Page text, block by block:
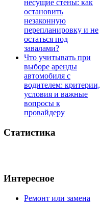
несущие стены: как
остановить
незаконную
перепланировку и не
остаться под
завалами?
Что учитывать при
выборе аренды
автомобиля с
водителем: критерии,
условия и важные
вопросы к
провайдеру
Статистика
Интересное
Ремонт или замена